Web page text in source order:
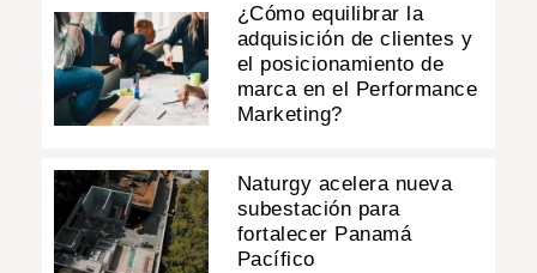
¿Cómo equilibrar la
adquisición de clientes y
el posicionamiento de
marca en el Performance
Marketing?
Naturgy acelera nueva
subestación para
fortalecer Panamá
Pacífico